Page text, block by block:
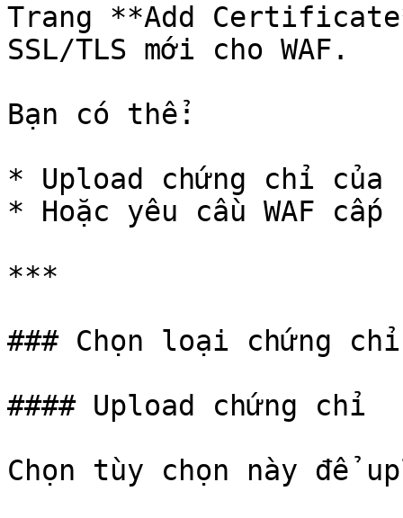
Trang **Add
SSL/TLS mới cho WAF.
Bạn có thể:
* Upload chứng chỉ của
* Hoặc yêu cầu WAF
***
### Chọn loại chứng chỉ
#### Upload chứng chỉ
Chọn tùy chọn này để